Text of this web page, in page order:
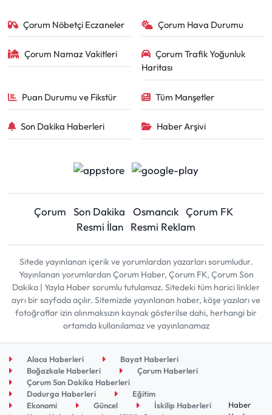
Çorum Nöbetçi Eczaneler Çorum Hava Durumu
Çorum Namaz Vakitleri
Çorum Trafik Yoğunluk
Haritası
Puan Durumu ve Fikstür Tüm Manşetler
Son Dakika Haberleri Haber Arşivi
Çorum Son Dakika Osmancık Çorum FK
Resmi İlan
Resmi Reklam
Sitede yayınlanan içerik ve yorumlardan yazarları sorumludur.
Yayınlanan yorumlardan Çorum Haber, Çorum FK, Çorum Son
Dakika | Yayla Haber sorumlu tutulamaz. Sitedeki tüm harici linkler
ayrı bir sayfada açılır. Sitemizde yayınlanan haber, köşe yazıları ve
fotoğraflar izin alınmaksızın kaynak gösterilse dahi, herhangi bir
ortamda kullanılamaz ve yayınlanamaz
Alaca Haberleri
Bayat Haberleri
Boğazkale Haberleri
Çorum Haberleri
Çorum Son Dakika Haberleri
Dodurga Haberleri
Eğitim
Ekonomi
Güncel
İskilip Haberleri
Haber